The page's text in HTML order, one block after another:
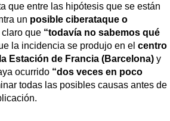
que entre las hipótesis que se están
un posible ciberataque o
que “todavía no sabemos qué
la incidencia se produjo en el centro
Estación de Francia (Barcelona) y
ocurrido “dos veces en poco
todas las posibles causas antes de